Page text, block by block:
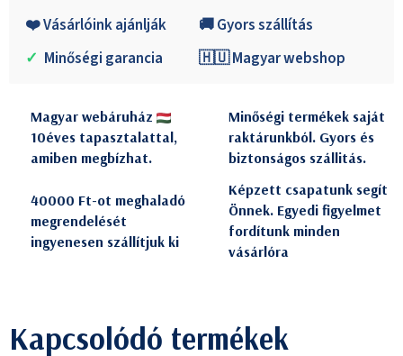
❤️ Vásárlóink ajánlják
🚚 Gyors szállítás
✓ Minőségi garancia 🇭🇺 Magyar webshop
Magyar webáruház
10éves tapasztalattal,
amiben megbízhat.
Minőségi termékek saját
raktárunkból. Gyors és
biztonságos szállitás.
40000 Ft-ot meghaladó
megrendelését
ingyenesen szállítjuk ki
Képzett csapatunk segít
Önnek. Egyedi figyelmet
fordítunk minden
vásárlóra
Kapcsolódó termékek